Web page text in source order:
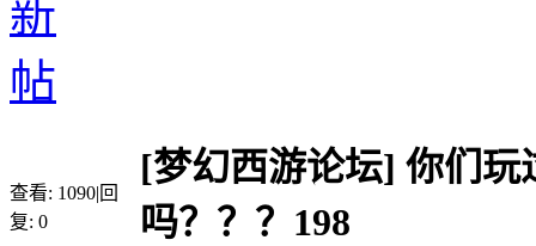
查看: 1090|回
复: 0
[梦幻西游论坛] 你们玩
吗？？？198